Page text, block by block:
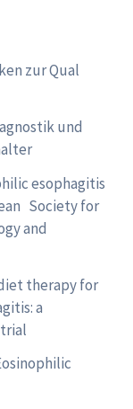
zur Qual
und
esophagitis
Society for
and
therapy for
a